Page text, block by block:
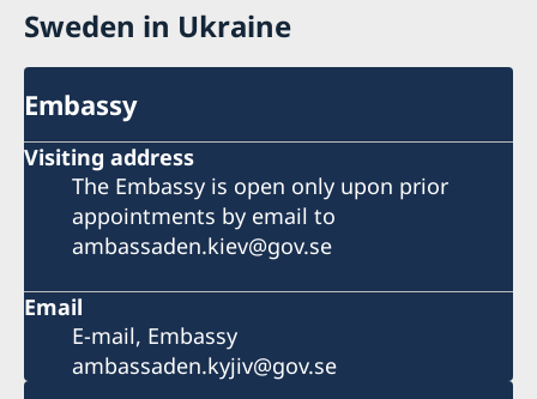
Sweden in Ukraine
Embassy
Visiting address
The Embassy is open only upon prior
appointments by email to
ambassaden.kiev@gov.se
Email
E-mail, Embassy
ambassaden.kyjiv@gov.se